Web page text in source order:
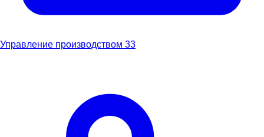
Управление производством 33